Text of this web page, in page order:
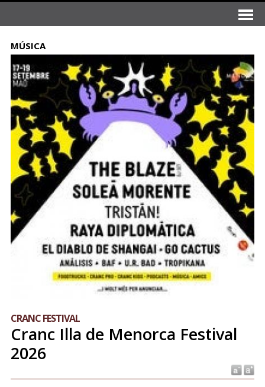
MÚSICA
CRANC FESTIVAL
Cranc Illa de Menorca Festival
2026